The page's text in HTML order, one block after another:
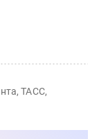
ТАСС,